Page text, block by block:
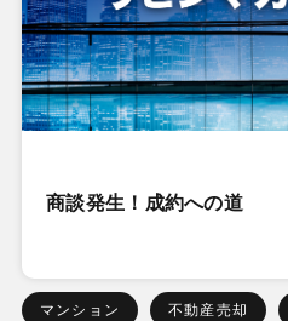
商談発生！成約への道
マンション 不動産売却